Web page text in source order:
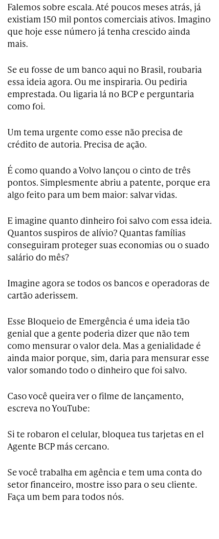
Falemos sobre escala. Até poucos meses atrás, já
existiam 150 mil pontos comerciais ativos. Imagino
que hoje esse número já tenha crescido ainda
mais.
Se eu fosse de um banco aqui no Brasil, roubaria
essa ideia agora. Ou me inspiraria. Ou pediria
emprestada. Ou ligaria lá no BCP e perguntaria
como foi.
Um tema urgente como esse não precisa de
crédito de autoria. Precisa de ação.
É como quando a Volvo lançou o cinto de três
pontos. Simplesmente abriu a patente, porque era
algo feito para um bem maior: salvar vidas.
E imagine quanto dinheiro foi salvo com essa ideia.
Quantos suspiros de alívio? Quantas famílias
conseguiram proteger suas economias ou o suado
salário do mês?
Imagine agora se todos os bancos e operadoras de
cartão aderissem.
Esse Bloqueio de Emergência é uma ideia tão
genial que a gente poderia dizer que não tem
como mensurar o valor dela. Mas a genialidade é
ainda maior porque, sim, daria para mensurar esse
valor somando todo o dinheiro que foi salvo.
Caso você queira ver o filme de lançamento,
escreva no YouTube:
Si te robaron el celular, bloquea tus tarjetas en el
Agente BCP más cercano.
Se você trabalha em agência e tem uma conta do
setor financeiro, mostre isso para o seu cliente.
Faça um bem para todos nós.